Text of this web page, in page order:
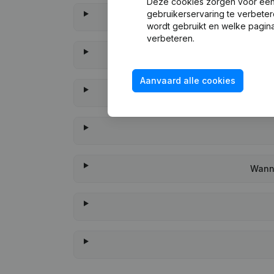
gebruikerservaring te
wordt gebruikt en welke
verbeteren.
Aanvaard alle cookies